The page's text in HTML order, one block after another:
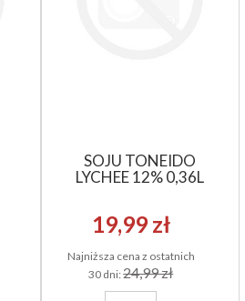
SOJU TONEIDO
LYCHEE 12% 0,36L
19,99 zł
Najniższa cena z ostatnich
30 dni:24,99 zł